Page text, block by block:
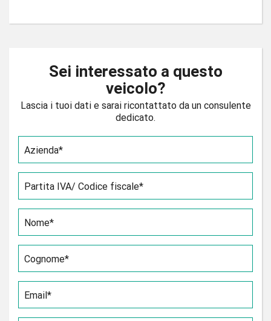
Sei interessato a questo
veicolo?
Lascia i tuoi dati e sarai ricontattato da un consulente
dedicato.
Azienda*
Partita IVA/ Codice fiscale*
Nome*
Cognome*
Email*